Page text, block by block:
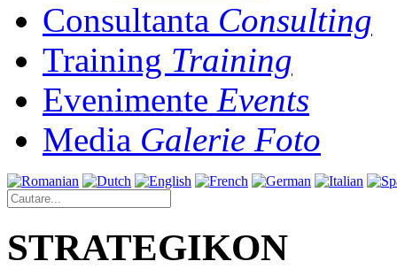
Consultanta Consulting
Training Training
Evenimente Events
Media Galerie Foto
STRATEGIKON